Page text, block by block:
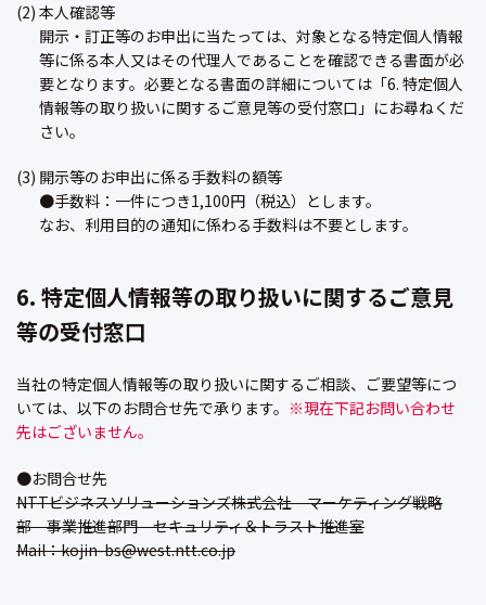
(2) 本人確認等
開示・訂正等のお申出に当たっては、対象となる特定個人情報
等に係る本人又はその代理人であることを確認できる書面が必
要となります。必要となる書面の詳細については「6. 特定個人
情報等の取り扱いに関するご意見等の受付窓口」にお尋ねくだ
さい。
(3) 開示等のお申出に係る手数料の額等
●手数料：一件につき1,100円（税込）とします。
なお、利用目的の通知に係わる手数料は不要とします。
6. 特定個人情報等の取り扱いに関するご意見
等の受付窓口
当社の特定個人情報等の取り扱いに関するご相談、ご要望等につ
いては、以下のお問合せ先で承ります。 ※現在下記お問い合わせ
先はございません。
●お問合せ先
NTTビジネスソリューションズ株式会社 マーケティング戦略
部 事業推進部門 セキュリティ＆トラスト推進室
Mail：kojin-bs@west.ntt.co.jp